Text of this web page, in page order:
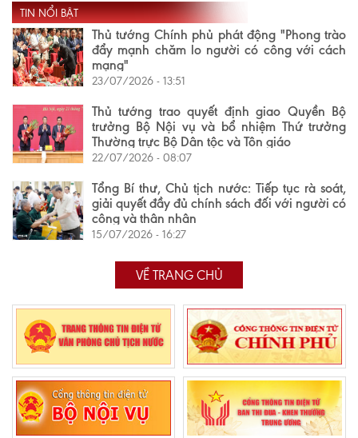
TIN NỔI BẬT
Thủ tướng Chính phủ phát động "Phong trào
đẩy mạnh chăm lo người có công với cách
mạng"
23/07/2026 - 13:51
Thủ tướng trao quyết định giao Quyền Bộ
trưởng Bộ Nội vụ và bổ nhiệm Thứ trưởng
Thường trực Bộ Dân tộc và Tôn giáo
22/07/2026 - 08:07
Tổng Bí thư, Chủ tịch nước: Tiếp tục rà soát,
giải quyết đầy đủ chính sách đối với người có
công và thân nhân
15/07/2026 - 16:27
VỀ TRANG CHỦ